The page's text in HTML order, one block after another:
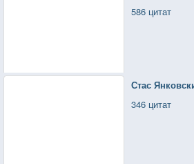
586 цитат
Стас
346 цитат